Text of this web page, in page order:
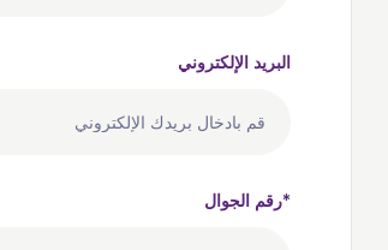
البريد الإلكتروني
رقم الجوال*